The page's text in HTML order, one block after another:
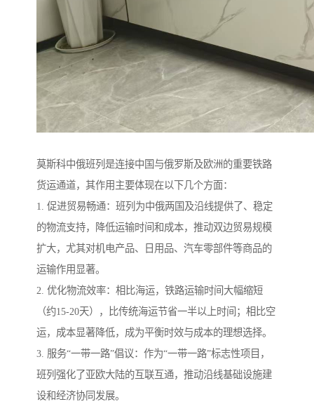
莫斯科中俄班列是连接中国与俄罗斯及欧洲的重要铁路
货运通道，其作用主要体现在以下几个方面：
1. 促进贸易畅通：班列为中俄两国及沿线提供了、稳定
的物流支持，降低运输时间和成本，推动双边贸易规模
扩大，尤其对机电产品、日用品、汽车零部件等商品的
运输作用显著。
2. 优化物流效率：相比海运，铁路运输时间大幅缩短
（约15-20天），比传统海运节省一半以上时间；相比空
运，成本显著降低，成为平衡时效与成本的理想选择。
3. 服务“一带一路”倡议：作为“一带一路”标志性项目，
班列强化了亚欧大陆的互联互通，推动沿线基础设施建
设和经济协同发展。